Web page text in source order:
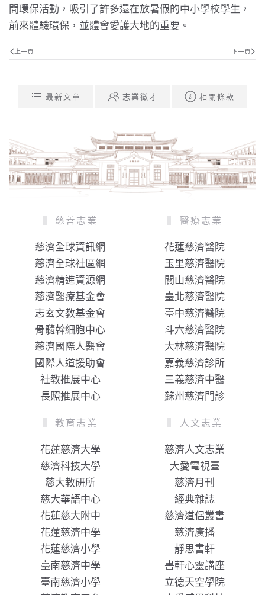
間環保活動，吸引了許多還在放暑假的中小學校學生，
前來體驗環保，並體會愛護大地的重要。
上一頁 下一頁
最新文章 志業徵才 相關條款
慈善志業
慈濟全球資訊網
慈濟全球社區網
慈濟精進資源網
慈濟醫療基金會
志玄文教基金會
骨髓幹細胞中心
慈濟國際人醫會
國際人道援助會
社教推展中心
長照推展中心
醫療志業
花蓮慈濟醫院
玉里慈濟醫院
關山慈濟醫院
臺北慈濟醫院
臺中慈濟醫院
斗六慈濟醫院
大林慈濟醫院
嘉義慈濟診所
三義慈濟中醫
蘇州慈濟門診
教育志業
花蓮慈濟大學
慈濟科技大學
慈大教研所
慈大華語中心
花蓮慈大附中
花蓮慈濟中學
花蓮慈濟小學
臺南慈濟中學
臺南慈濟小學
人文志業
慈濟人文志業
大愛電視臺
慈濟月刊
經典雜誌
慈濟道侶叢書
慈濟廣播
靜思書軒
書軒心靈講座
立德天空學院